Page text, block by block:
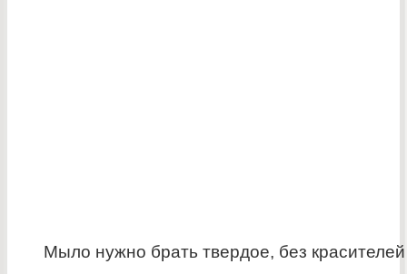
Мыло нужно брать твердое, без